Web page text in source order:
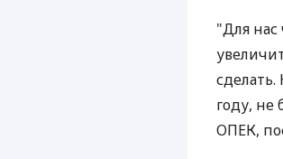
"Для нас
году, не
ОПЕК,